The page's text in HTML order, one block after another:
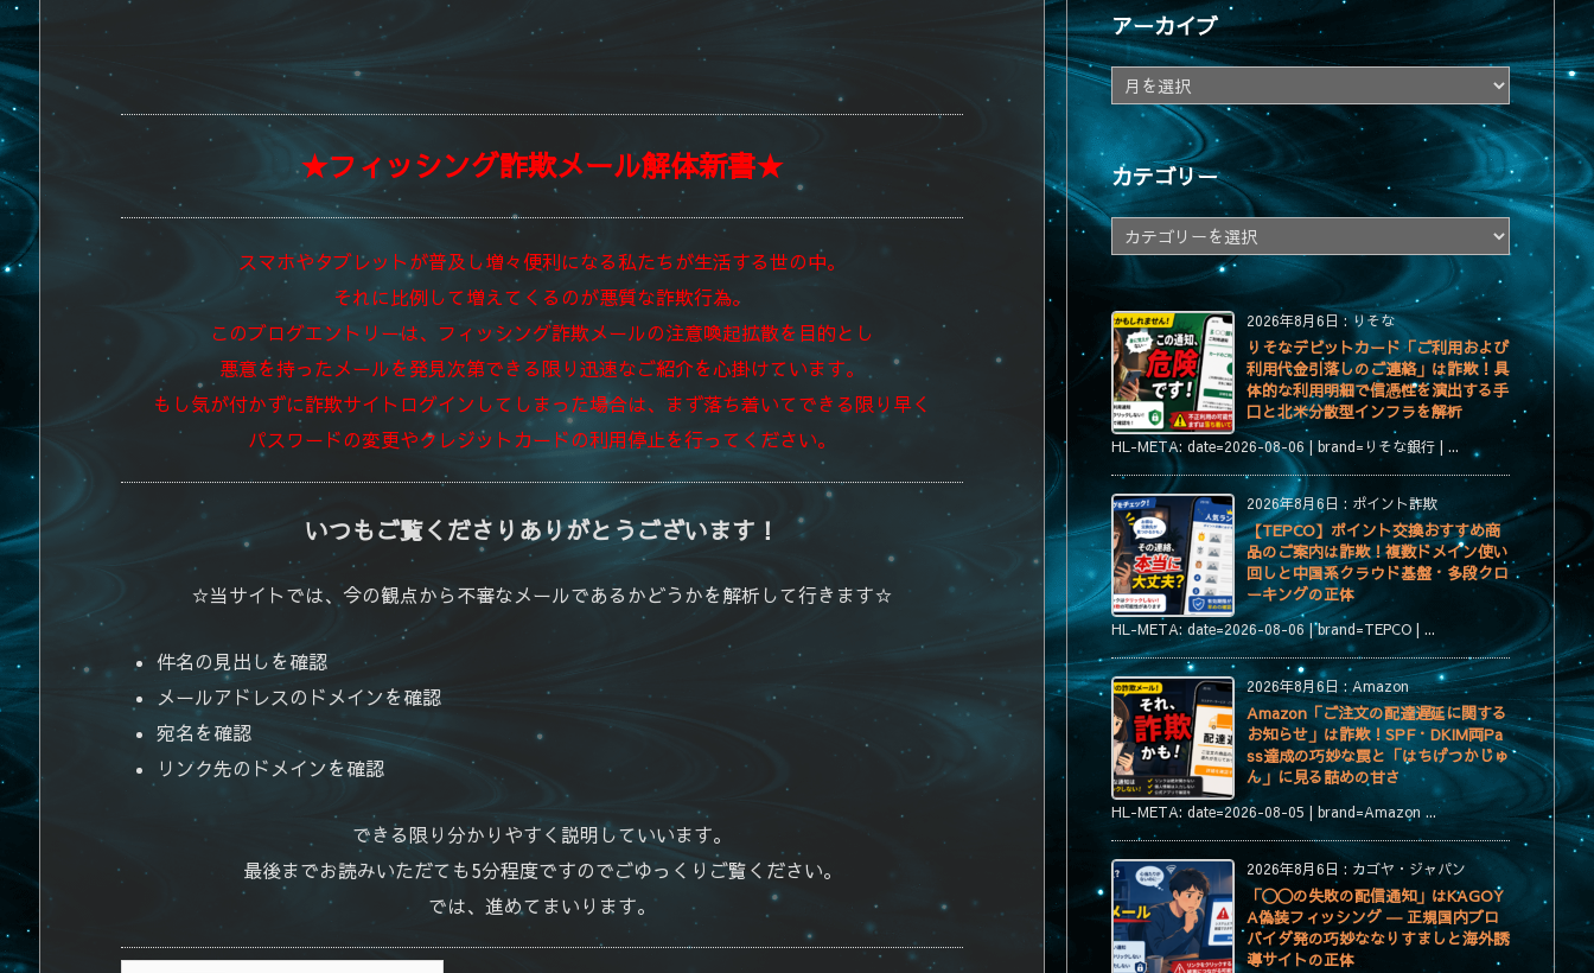
★フィッシング詐欺メール解体新書★
スマホやタブレットが普及し増々便利になる私たちが生活する世の中。
それに比例して増えてくるのが悪質な詐欺行為。
このブログエントリーは、フィッシング詐欺メールの注意喚起拡散を目的とし
悪意を持ったメールを発見次第できる限り迅速なご紹介を心掛けています。
もし気が付かずに詐欺サイトログインしてしまった場合は、まず落ち着いてできる限り早く
パスワードの変更やクレジットカードの利用停止を行ってください。
いつもご覧くださりありがとうございます！
☆当サイトでは、今の観点から不審なメールであるかどうかを解析して行きます☆
件名の見出しを確認
メールアドレスのドメインを確認
宛名を確認
リンク先のドメインを確認
できる限り分かりやすく説明していいます。
最後までお読みいただても5分程度ですのでごゆっくりご覧ください。
では、進めてまいります。
アーカイブ
ー
カ
イ
ブ
カテゴリー
カ
テ
ゴ
ー
2026年8月6日:りそな
りそなデビットカード「ご利用および
利用代金引落しのご連絡」は詐欺！具
体的な利用明細で信憑性を演出する手
口と北米分散型インフラを解析
HL-META: date=2026-08-06 | brand=りそな銀行 | ...
2026年8月6日 : ポイント詐欺
【TEPCO】ポイント交換おすすめ商
品のご案内は詐欺！複数ドメイン使い
回しと中国系クラウド基盤・多段クロ
ーキングの正体
HL-META: date=2026-08-06 | brand=TEPCO | ...
2026年8月6日: Amazon
Amazon「ご注文の配達遅延に関する
お知らせ」は詐欺！SPF・DKIM両Pa
ss達成の巧妙な罠と「はちげつかじゅ
ん」に見る詰めの甘さ
HL-META: date=2026-08-05 | brand=Amazon ...
2026年8月6日 : カゴヤ・ジャパン
「〇〇の失敗の配信通知」はKAGOY
A偽装フィッシング ― 正規国内プロ
バイダ発の巧妙ななりすましと海外誘
導サイトの正体